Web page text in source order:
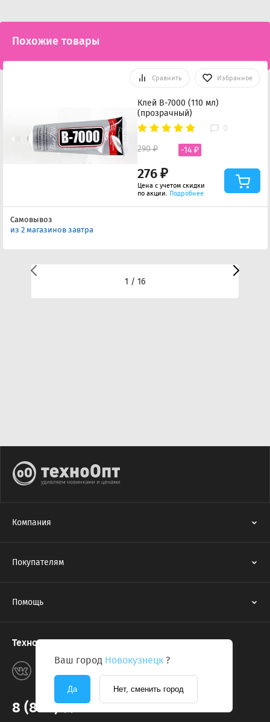
Похожие товары
Сравнить Избранное
Клей B-7000 (110 мл)
(прозрачный)
0
276 ₽
290 ₽ -14 ₽
Цена с учетом скидки
по акции. Подробнее
Самовывоз
из 2 магазинов завтра
1 / 16
Ваш город Новокузнецк ?
Да Нет, сменить город
Компания
Покупателям
Помощь
Техноопт в соцсетях
8 (800) 775-2131